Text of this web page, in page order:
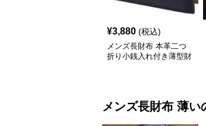
¥3,880 (税込)
メンズ長財布 本革二つ
折り小銭入れ付き薄型財
メンズ長財布 薄い